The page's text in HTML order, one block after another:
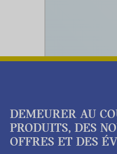
DEMEURER AU
PRODUITS, DES
OFFRES ET DES